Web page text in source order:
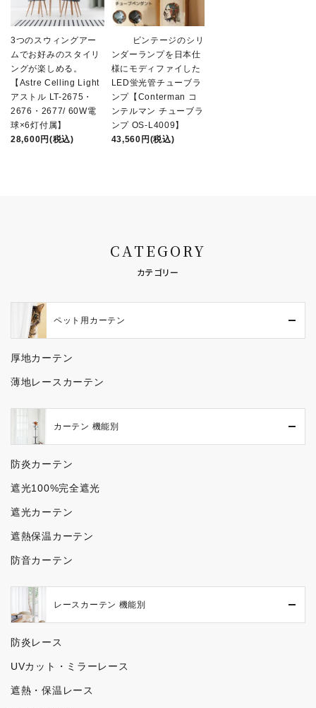
3つのスウィングアー
ムでお好みのスタイリ
ングが楽しめる。
【Astre Celling Light
アストル LT-2675・
2676・2677/ 60W電
球×6灯付属】
28,600円(税込)
ビンテージのシリ
ンダーランプを日本仕
様にモディファイした
LED蛍光管チューブラ
ンプ【Conterman コ
ンテルマン チューブラ
ンプ OS-L4009】
43,560円(税込)
CATEGORY
カテゴリー
ペット用カーテン
厚地カーテン
薄地レースカーテン
カーテン 機能別
防炎カーテン
遮光100%完全遮光
遮光カーテン
遮熱保温カーテン
防音カーテン
レースカーテン 機能別
防炎レース
UVカット・ミラーレース
遮熱・保温レース